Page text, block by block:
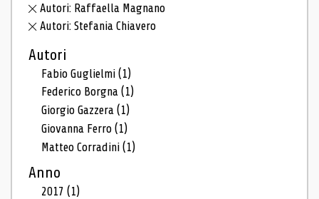
Autori: Raffaella Magnano
Autori: Stefania Chiavero
Autori
Fabio Guglielmi(1)
Federico Borgna(1)
Giorgio Gazzera(1)
Giovanna Ferro(1)
Matteo Corradini(1)
Anno
2017(1)